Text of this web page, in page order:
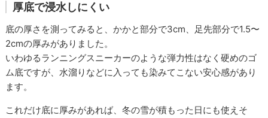
厚底で浸水しにくい
底の厚さを測ってみると、かかと部分で3cm、足先部分で1.5〜
2cmの厚みがありました。
いわゆるランニングスニーカーのような弾力性はなく硬めのゴ
ム底ですが、水溜りなどに入っても染みてこない安心感があり
ます。
これだけ底に厚みがあれば、冬の雪が積もった日にも使えそ